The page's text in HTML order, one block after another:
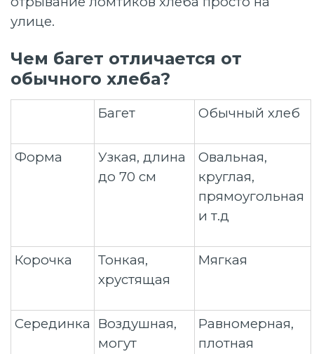
улице.
Чем багет отличается от
обычного хлеба?
Багет Обычный хлеб
Форма
Узкая, длина
до 70 см
Овальная,
круглая,
прямоугольная
и т.д
Корочка
Тонкая,
хрустящая
Мягкая
Серединка
Воздушная,
могут
Равномерная,
плотная